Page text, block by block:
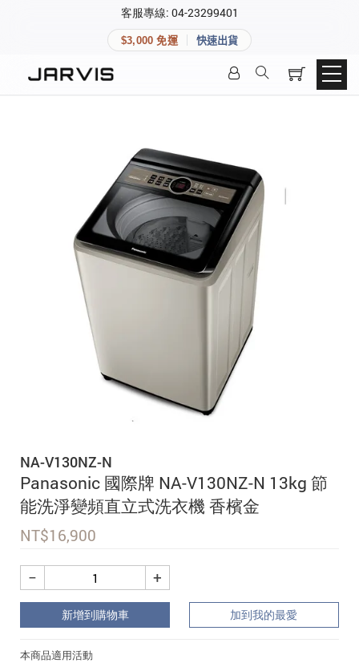
客服專線: 04-23299401
$3,000 免運 快速出貨
NA-V130NZ-N
Panasonic 國際牌 NA-V130NZ-N 13kg 節
能洗淨變頻直立式洗衣機 香檳金
NT$16,900
+
−
新增到購物車 加到我的最愛
本商品適用活動
快速連結
Matter 智慧家庭
登入後可查看訂單、會員資料與收藏清單。
登入會員
建立新帳號
加入 JARVIS VIP